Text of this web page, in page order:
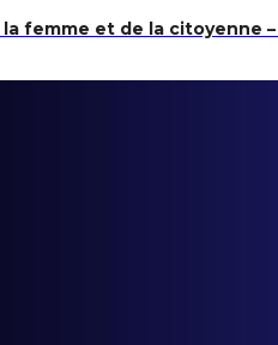
femme et de la citoyenne